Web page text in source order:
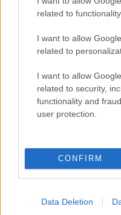
related to
I want to allow
related to
I want to allow
related to security,
functionality and
user protection.
CONFIRM
Data Deletion
egyszerűen cégszerű
Címkék:népszabadság
médiabirodalom
habony
Ajánlott
700 milliót